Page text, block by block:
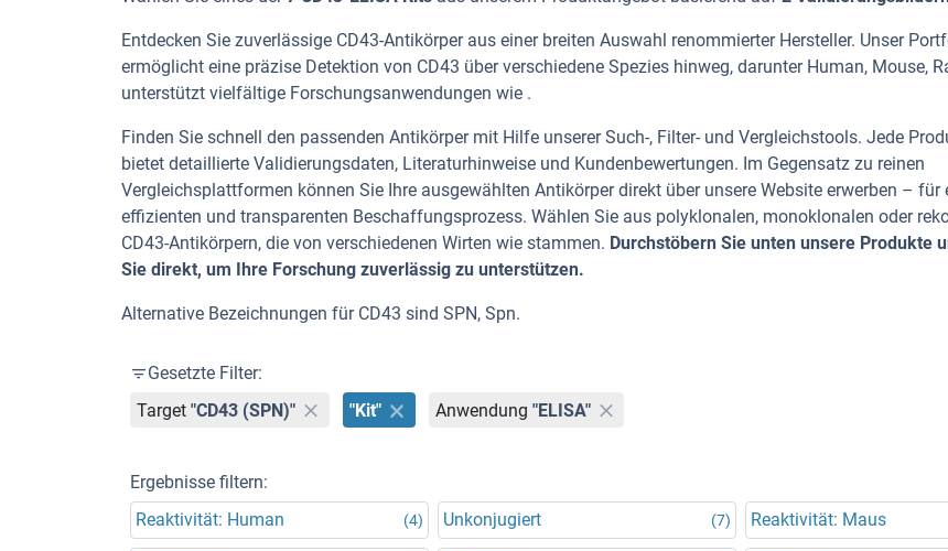
Entdecken Sie zuverlässige CD43-Antikörper aus einer breiten Auswahl renommierter Hersteller. Unser
ermöglicht eine präzise Detektion von CD43 über verschiedene Spezies hinweg, darunter Human, Mouse,
unterstützt vielfältige Forschungsanwendungen wie .
Finden Sie schnell den passenden Antikörper mit Hilfe unserer Such-, Filter- und Vergleichstools. Jede
bietet detaillierte Validierungsdaten, Literaturhinweise und Kundenbewertungen. Im Gegensatz zu reinen
Vergleichsplattformen können Sie Ihre ausgewählten Antikörper direkt über unsere Website erwerben – für
effizienten und transparenten Beschaffungsprozess. Wählen Sie aus polyklonalen, monoklonalen oder
CD43-Antikörpern, die von verschiedenen Wirten wie stammen. Durchstöbern Sie unten unsere Produkte
Sie direkt, um Ihre Forschung zuverlässig zu unterstützen.
Alternative Bezeichnungen für CD43 sind SPN, Spn.
Gesetzte Filter:
Target "CD43 (SPN)" "Kit" Anwendung "ELISA"
Ergebnisse filtern:
Reaktivität: Human
(4) Unkonjugiert (7) Reaktivität: Maus